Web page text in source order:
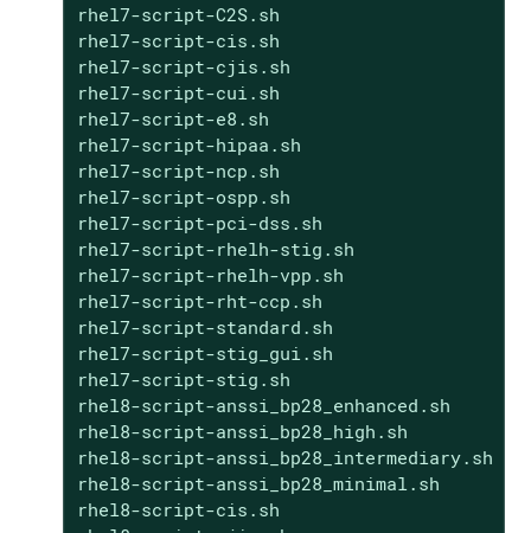
rhel7-script-C2S.sh
rhel7-script-cis.sh
rhel7-script-cjis.sh
rhel7-script-cui.sh
rhel7-script-e8.sh
rhel7-script-hipaa.sh
rhel7-script-ncp.sh
rhel7-script-ospp.sh
rhel7-script-pci-dss.sh
rhel7-script-rhelh-stig.sh
rhel7-script-rhelh-vpp.sh
rhel7-script-rht-ccp.sh
rhel7-script-standard.sh
rhel7-script-stig_gui.sh
rhel7-script-stig.sh
rhel8-script-anssi_bp28_enhanced.sh
rhel8-script-anssi_bp28_high.sh
rhel8-script-anssi_bp28_intermediary.sh
rhel8-script-anssi_bp28_minimal.sh
rhel8-script-cis.sh